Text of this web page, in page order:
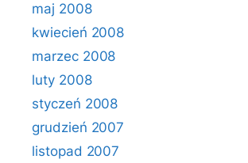
maj 2008
kwiecień 2008
marzec 2008
luty 2008
styczeń 2008
grudzień 2007
listopad 2007